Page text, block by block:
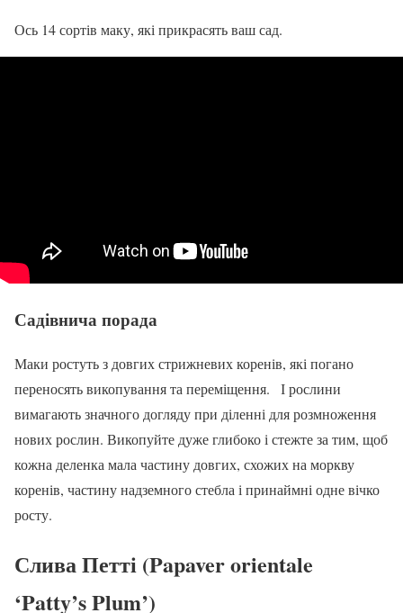
Ось 14 сортів маку, які прикрасять ваш сад.
Садівнича порада
Маки ростуть з довгих стрижневих коренів, які погано
переносять викопування та переміщення. І рослини
вимагають значного догляду при діленні для розмноження
нових рослин. Викопуйте дуже глибоко і стежте за тим, щоб
кожна деленка мала частину довгих, схожих на моркву
коренів, частину надземного стебла і принаймні одне вічко
росту.
Слива Петті (Papaver orientale
‘Patty’s Plum’)